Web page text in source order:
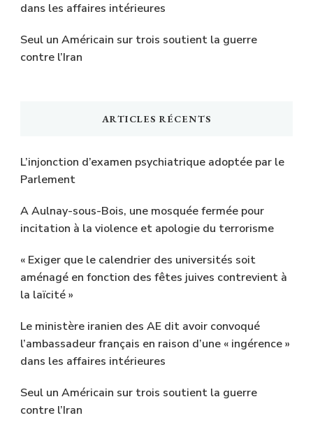
dans les affaires intérieures
Seul un Américain sur trois soutient la guerre
contre l’Iran
ARTICLES RÉCENTS
L’injonction d’examen psychiatrique adoptée par le
Parlement
A Aulnay-sous-Bois, une mosquée fermée pour
incitation à la violence et apologie du terrorisme
« Exiger que le calendrier des universités soit
aménagé en fonction des fêtes juives contrevient à
la laïcité »
Le ministère iranien des AE dit avoir convoqué
l’ambassadeur français en raison d’une « ingérence »
dans les affaires intérieures
Seul un Américain sur trois soutient la guerre
contre l’Iran